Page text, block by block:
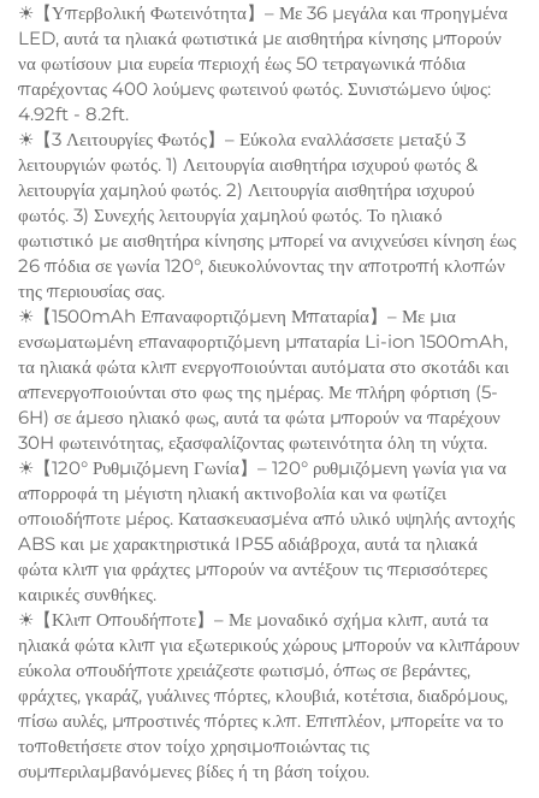
☀【Υπερβολική Φωτεινότητα】– Με 36 μεγάλα και προηγμένα
LED, αυτά τα ηλιακά φωτιστικά με αισθητήρα κίνησης μπορούν
να φωτίσουν μια ευρεία περιοχή έως 50 τετραγωνικά πόδια
παρέχοντας 400 λούμενς φωτεινού φωτός. Συνιστώμενο ύψος:
4.92ft - 8.2ft.
☀【3 Λειτουργίες Φωτός】– Εύκολα εναλλάσσετε μεταξύ 3
λειτουργιών φωτός. 1) Λειτουργία αισθητήρα ισχυρού φωτός &
λειτουργία χαμηλού φωτός. 2) Λειτουργία αισθητήρα ισχυρού
φωτός. 3) Συνεχής λειτουργία χαμηλού φωτός. Το ηλιακό
φωτιστικό με αισθητήρα κίνησης μπορεί να ανιχνεύσει κίνηση έως
26 πόδια σε γωνία 120°, διευκολύνοντας την αποτροπή κλοπών
της περιουσίας σας.
☀【1500mAh Επαναφορτιζόμενη Μπαταρία】– Με μια
ενσωματωμένη επαναφορτιζόμενη μπαταρία Li-ion 1500mAh,
τα ηλιακά φώτα κλιπ ενεργοποιούνται αυτόματα στο σκοτάδι και
απενεργοποιούνται στο φως της ημέρας. Με πλήρη φόρτιση (5-
6H) σε άμεσο ηλιακό φως, αυτά τα φώτα μπορούν να παρέχουν
30H φωτεινότητας, εξασφαλίζοντας φωτεινότητα όλη τη νύχτα.
☀【120° Ρυθμιζόμενη Γωνία】– 120° ρυθμιζόμενη γωνία για να
απορροφά τη μέγιστη ηλιακή ακτινοβολία και να φωτίζει
οποιοδήποτε μέρος. Κατασκευασμένα από υλικό υψηλής αντοχής
ABS και με χαρακτηριστικά IP55 αδιάβροχα, αυτά τα ηλιακά
φώτα κλιπ για φράχτες μπορούν να αντέξουν τις περισσότερες
καιρικές συνθήκες.
☀【Κλιπ Οπουδήποτε】– Με μοναδικό σχήμα κλιπ, αυτά τα
ηλιακά φώτα κλιπ για εξωτερικούς χώρους μπορούν να κλιπάρουν
εύκολα οπουδήποτε χρειάζεστε φωτισμό, όπως σε βεράντες,
φράχτες, γκαράζ, γυάλινες πόρτες, κλουβιά, κοτέτσια, διαδρόμους,
πίσω αυλές, μπροστινές πόρτες κ.λπ. Επιπλέον, μπορείτε να το
τοποθετήσετε στον τοίχο χρησιμοποιώντας τις
συμπεριλαμβανόμενες βίδες ή τη βάση τοίχου.